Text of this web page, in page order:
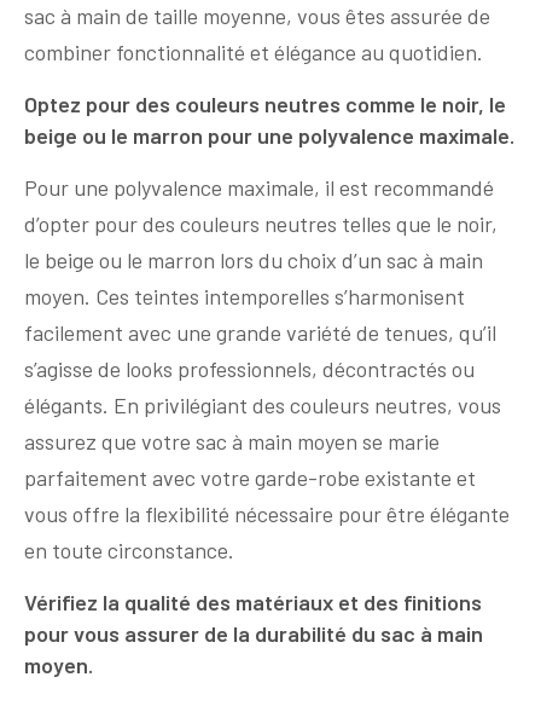
sac à main de taille moyenne, vous êtes assurée de
combiner fonctionnalité et élégance au quotidien.
Optez pour des couleurs neutres comme le noir, le
beige ou le marron pour une polyvalence maximale.
Pour une polyvalence maximale, il est recommandé
d’opter pour des couleurs neutres telles que le noir,
le beige ou le marron lors du choix d’un sac à main
moyen. Ces teintes intemporelles s’harmonisent
facilement avec une grande variété de tenues, qu’il
s’agisse de looks professionnels, décontractés ou
élégants. En privilégiant des couleurs neutres, vous
assurez que votre sac à main moyen se marie
parfaitement avec votre garde-robe existante et
vous offre la flexibilité nécessaire pour être élégante
en toute circonstance.
Vérifiez la qualité des matériaux et des finitions
pour vous assurer de la durabilité du sac à main
moyen.